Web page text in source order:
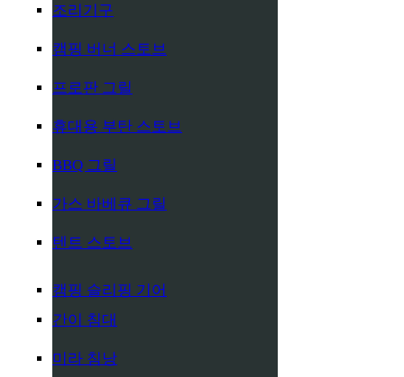
조리기구
캠핑 버너 스토브
프로판 그릴
휴대용 부탄 스토브
BBQ 그릴
가스 바베큐 그릴
텐트 스토브
캠핑 슬리핑 기어
간이 침대
미라 침낭